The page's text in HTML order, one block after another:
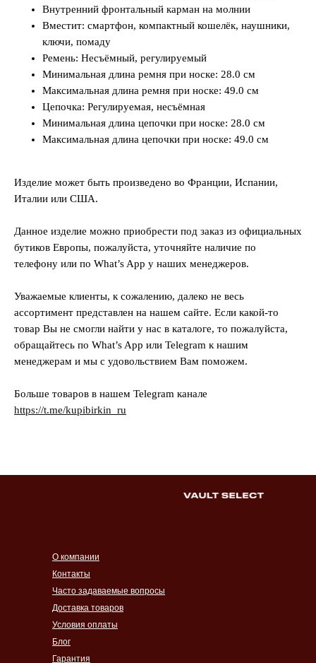
Внутренний фронтальный карман на молнии
Вместит: смартфон, компактный кошелёк, наушники,
ключи, помаду
Ремень: Несъёмный, регулируемый
Минимальная длина ремня при носке: 28.0 см
Максимальная длина ремня при носке: 49.0 см
Цепочка: Регулируемая, несъёмная
Минимальная длина цепочки при носке: 28.0 см
Максимальная длина цепочки при носке: 49.0 см
Изделие может быть произведено во Франции, Испании,
Италии или США.
Данное изделие можно приобрести под заказ из официальных
бутиков Европы, пожалуйста, уточняйте наличие по
телефону или по What’s App у наших менеджеров.
Уважаемые клиенты, к сожалению, далеко не весь
ассортимент представлен на нашем сайте. Если какой-то
товар Вы не смогли найти у нас в каталоге, то пожалуйста,
обращайтесь по What’s App или Telegram к нашим
менеджерам и мы с удовольствием Вам поможем.
Больше товаров в нашем Telegram канале
https://t.me/kupibirkin_ru
Контакты
Часто задаваемые вопросы
Доставка товаров
Условия оплаты
Гарантия
Блог
О компании